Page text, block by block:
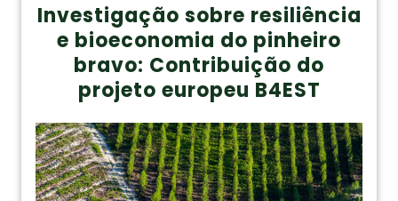
Investigação sobre resiliência
e bioeconomia do pinheiro
bravo: Contribuição do
projeto europeu B4EST